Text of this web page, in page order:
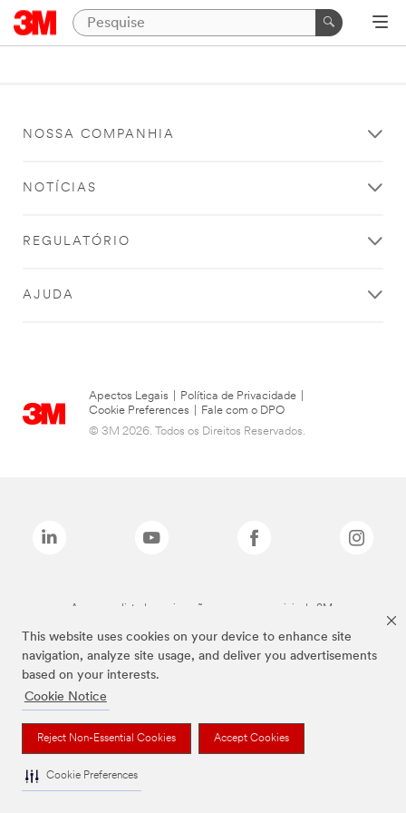
This website uses cookies on your device to enhance site
navigation, analyze site usage, and deliver you advertisements
based on your interests.
Cookie Notice
Reject Non-Essential Cookies Accept Cookies
Cookie Preferences
NOSSA COMPANHIA
NOTÍCIAS
REGULATÓRIO
AJUDA
Apectos Legais Política de Privacidade
Cookie Preferences
Fale com o DPO
© 3M 2026. Todos os Direitos Reservados.
As marcas listadas a cima são marcas comerciais da 3M.